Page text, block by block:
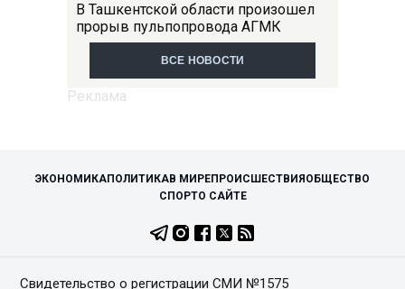
В Ташкентской области произошел
прорыв пульпопровода АГМК
ВСЕ НОВОСТИ
ЭКОНОМИКАПОЛИТИКАВ МИРЕПРОИСШЕСТВИЯ ОБЩЕСТВО
СПОРТО САЙТЕ
Свидетельство о регистрации СМИ №1575